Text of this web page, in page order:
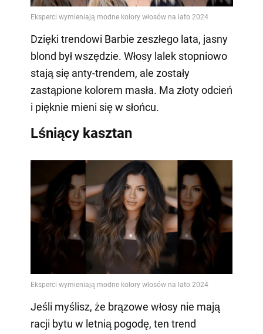
Video
Dzięki trendowi Barbie zeszłego lata, jasny
blond był wszędzie. Włosy lalek stopniowo
stają się anty-trendem, ale zostały
zastąpione kolorem masła. Ma złoty odcień
i pięknie mieni się w słońcu.
Lśniący kasztan
Jeśli myślisz, że brązowe włosy nie mają
racji bytu w letnią pogodę, ten trend